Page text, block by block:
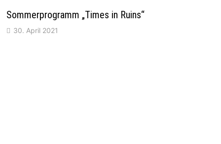
Sommerprogramm „Times in Ruins“
30. April 2021